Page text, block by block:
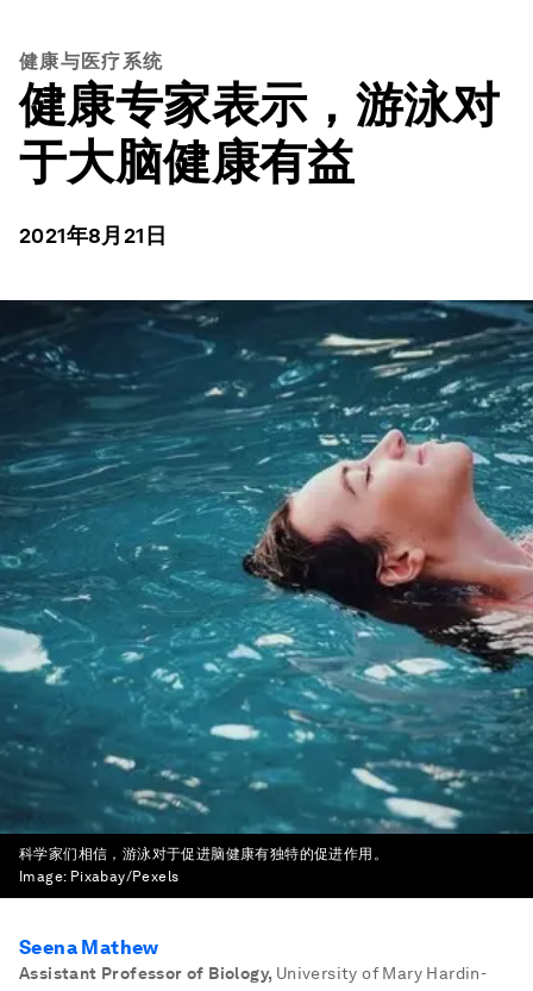
健康与医疗系统
健康专家表示，游泳对
于大脑健康有益
2021年8月21日
科学家们相信，游泳对于促进脑健康有独特的促进作用。
Image: Pixabay/Pexels
Seena Mathew
Assistant Professor of Biology, University of Mary Hardin-